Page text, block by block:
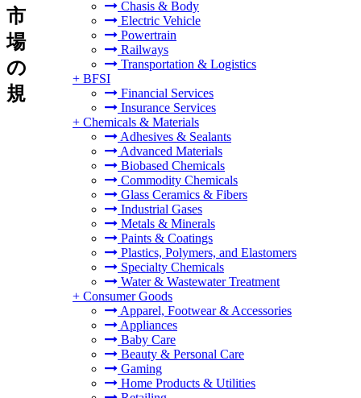
Chasis & Body
Electric Vehicle
Powertrain
Railways
Transportation & Logistics
+ BFSI
Financial Services
Insurance Services
+ Chemicals & Materials
Adhesives & Sealants
Advanced Materials
Biobased Chemicals
Commodity Chemicals
Glass Ceramics & Fibers
Industrial Gases
Metals & Minerals
Paints & Coatings
Plastics, Polymers, and Elastomers
Specialty Chemicals
Water & Wastewater Treatment
+ Consumer Goods
Apparel, Footwear & Accessories
Appliances
Baby Care
Beauty & Personal Care
Gaming
Home Products & Utilities
市
場
の
規